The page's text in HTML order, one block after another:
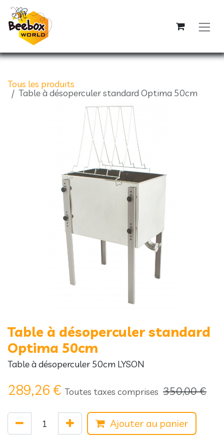
Se rendre au contenu
Tous les produits
Table à désoperculer standard Optima 50cm
Table à désoperculer standard
Optima 50cm
Table à désoperculer 50cm LYSON
289,26 € Toutes taxes comprises 350,00€
Ajouter au panier